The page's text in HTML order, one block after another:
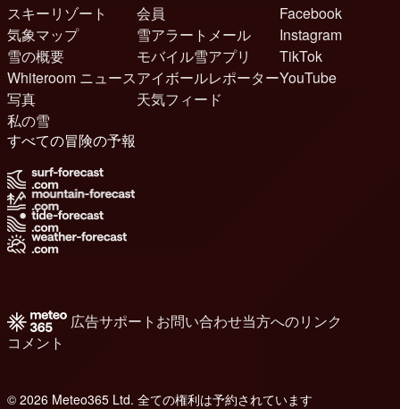
スキーリゾート
気象マップ
雪の概要
Whiteroom ニュース
写真
私の雪
会員
雪アラートメール
モバイル雪アプリ
アイボールレポーター
天気フィード
Facebook
Instagram
TikTok
YouTube
すべての冒険の予報
広告サポート お問い合わせ当方へのリンク
コメント
© 2026 Meteo365 Ltd. 全ての権利は予約されています